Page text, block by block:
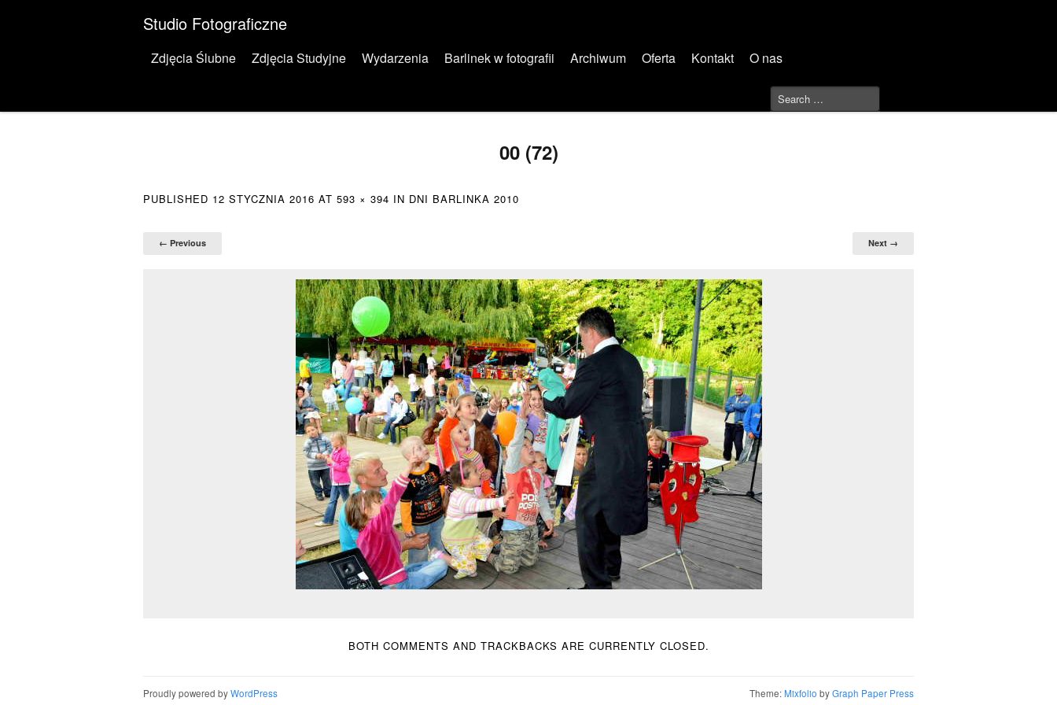
Studio Fotograficzne
Menu
Skip to content
Zdjęcia Ślubne Zdjęcia Studyjne Wydarzenia Barlinek w fotografii Archiwum Oferta Kontakt O nas
00 (72)
PUBLISHED 12 STYCZNIA 2016 AT 593 × 394 IN DNI BARLINKA 2010
← Previous Next →
BOTH COMMENTS AND TRACKBACKS ARE CURRENTLY CLOSED.
Proudly powered byWordPress Theme:Mixfolio byGraph Paper Press